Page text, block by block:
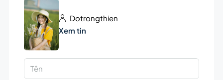
Dotrongthien
Xem tin